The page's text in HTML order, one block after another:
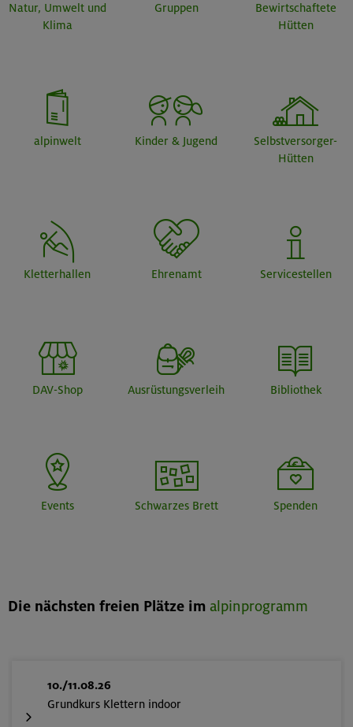
Natur, Umwelt und
Klima
Gruppen
Bewirtschaftete
Hütten
alpinwelt Kinder & Jugend
Selbstversorger-
Hütten
Kletterhallen Ehrenamt Servicestellen
DAV-Shop Ausrüstungsverleih Bibliothek
Events Schwarzes Brett Spenden
Die nächsten freien Plätze im alpinprogramm
10./11.08.26
Grundkurs Klettern indoor